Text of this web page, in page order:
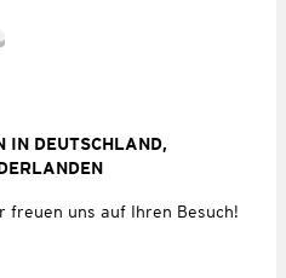
DEUTSCHLAND,
freuen uns auf Ihren Besuch!